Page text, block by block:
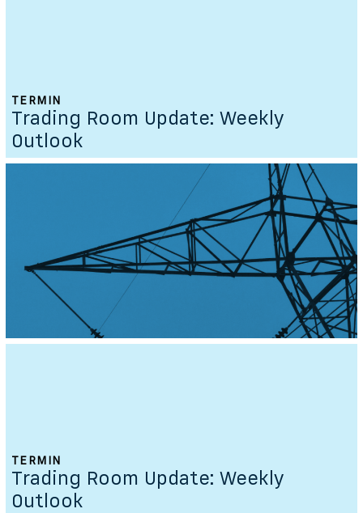
TERMIN
Trading Room Update: Weekly
Outlook
TERMIN
Trading Room Update: Weekly
Outlook